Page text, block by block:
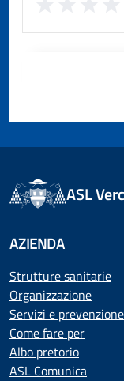
ASL
AZIENDA
Strutture sanitarie
Organizzazione
Servizi e prevenzione
Come fare per
Albo pretorio
ASL Comunica